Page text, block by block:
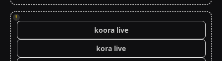
!
koora live
kora live